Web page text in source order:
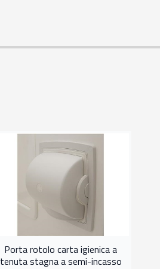
Porta rotolo carta igienica a
tenuta stagna a semi-incasso